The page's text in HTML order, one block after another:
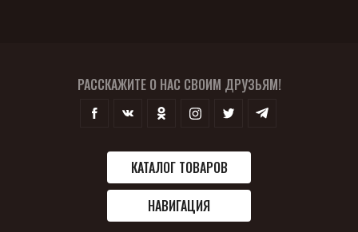
РАССКАЖИТЕ О НАС СВОИМ ДРУЗЬЯМ!
КАТАЛОГ ТОВАРОВ
НАВИГАЦИЯ